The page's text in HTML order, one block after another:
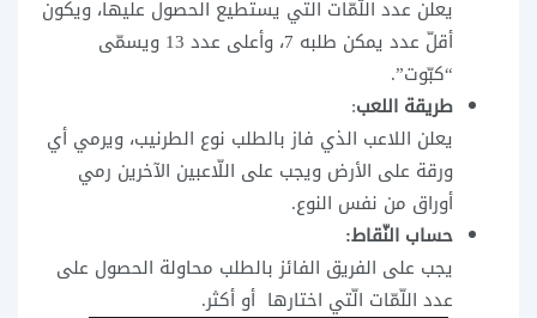
يعلن عدد اللّمّات التي يستطيع الحصول عليها، ويكون
أقلّ عدد يمكن طلبه 7، وأعلى عدد 13 ويسمّى
“كبّوت”.
طريقة اللعب:
يعلن اللاعب الذي فاز بالطلب نوع الطرنيب، ويرمي أي
ورقة على الأرض ويجب على اللّاعبين الآخرين رمي
أوراق من نفس النوع.
حساب النّقاط:
يجب على الفريق الفائز بالطلب محاولة الحصول على
عدد اللّمّات الّتي اختارها أو أكثر.